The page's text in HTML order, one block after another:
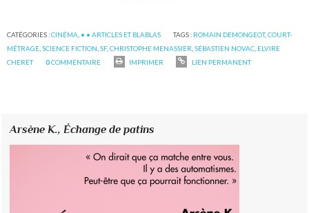
CATÉGORIES :CINÉMA • • ARTICLES ET BLABLAS TAGS : ROMAIN DEMONGEOT,COURT-
MÉTRAGE ,SCIENCE FICTION ,SF,CHRISTOPHE MENASSIER ,SÉBASTIEN NOVAC ELVIRE
CHERET
0COMMENTAIRE IMPRIMER LIEN PERMANENT
Arsène K.,Échange de patins